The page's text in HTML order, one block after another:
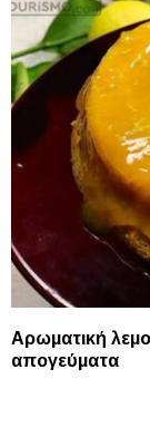
Αρωματική
απογεύματα